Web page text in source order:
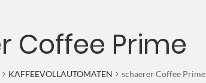
Coffee Prime
KAFFEEVOLLAUTOMATEN schaerer Coffee Prime